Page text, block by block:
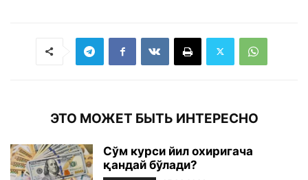
ЭТО МОЖЕТ БЫТЬ ИНТЕРЕСНО
Сўм курси йил охиригача
қандай бўлади?